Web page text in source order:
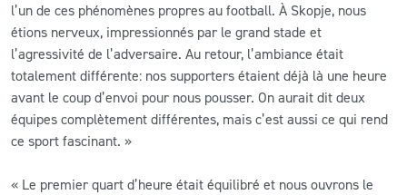
l’un de ces phénomènes propres au football. À Skopje, nous
étions nerveux, impressionnés par le grand stade et
l’agressivité de l’adversaire. Au retour, l’ambiance était
totalement différente: nos supporters étaient déjà là une heure
avant le coup d’envoi pour nous pousser. On aurait dit deux
équipes complètement différentes, mais c’est aussi ce qui rend
ce sport fascinant. »
« Le premier quart d’heure était équilibré et nous ouvrons le